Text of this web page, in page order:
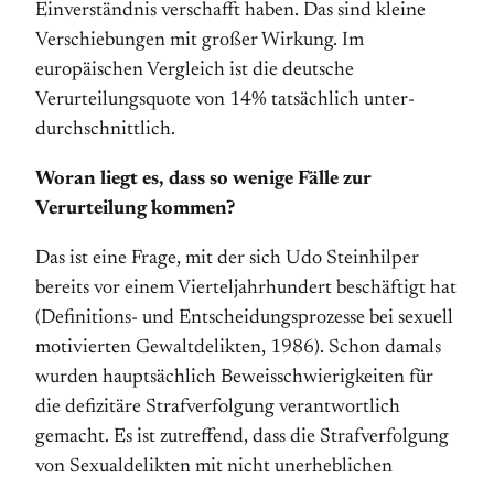
Einverständnis verschafft haben. Das sind kleine
Verschiebungen mit großer Wirkung. Im
europäischen Vergleich ist die deutsche
Verurteilungsquote von 14% tatsächlich unter­
durch­schnittlich.
Woran liegt es, dass so wenige Fälle zur
Verurteilung kommen?
Das ist eine Frage, mit der sich Udo Steinhilper
bereits vor einem Vierteljahrhundert beschäftigt hat
(Definitions- und Entscheidungsprozesse bei sexuell
motivierten Gewaltdelikten, 1986). Schon damals
wurden hauptsächlich Beweisschwierigkeiten für
die defizitäre Strafverfolgung verantwortlich
gemacht. Es ist zutreffend, dass die Strafverfolgung
von Sexualdelikten mit nicht unerheblichen